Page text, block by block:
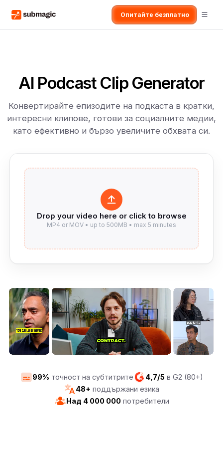
Опитайте безплатно
AI Podcast Clip Generator
Конвертирайте епизодите на подкаста в кратки,
интересни клипове, готови за социалните медии,
като ефективно и бързо увеличите обхвата си.
99% точност на субтитрите 4,7/5в G2 (80+)
48+ поддържани езика
Над 4 000 000потребители